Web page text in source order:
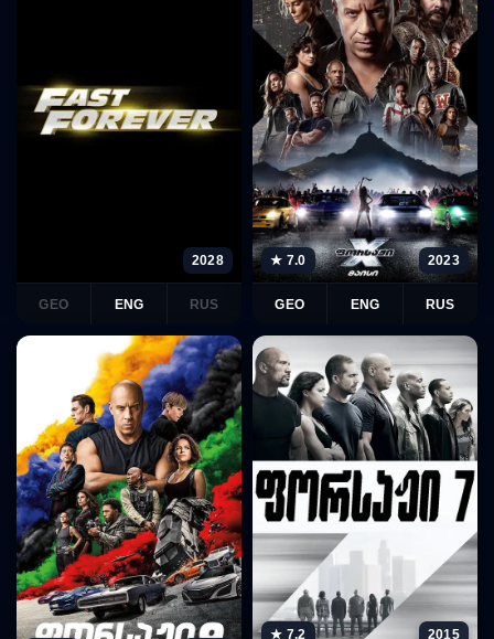
2028
GEO ENG RUS
★ 7.0 2023
GEO ENG RUS
★ 7.2 2015